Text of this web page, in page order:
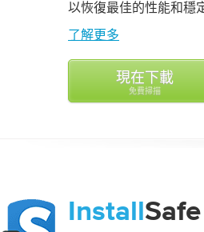
以恢復最佳的性能和穩
了解更多
現在下載
免費掃描
InstallSafe